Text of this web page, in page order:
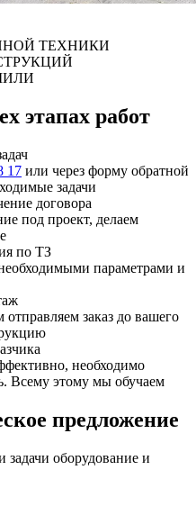
ТЕХНИКИ
этапах работ
17 или через форму обратной
задачи
договора
под проект, делаем
по ТЗ
параметрами и
заказ до вашего
необходимо
Всему этому мы обучаем
предложение
оборудование и